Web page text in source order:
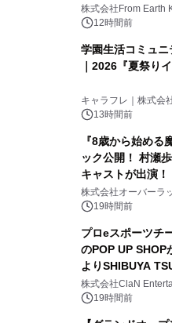
(日)開催
株式会社From Earth
12時間前
学園生活コミュニ
｜2026『夏祭り
キャラフレ｜株式会
デザインズ
13時間前
『8歳から始める
ック公開！ 村瀬
キャストが出演！
株式会社オーバーラ
19時間前
プロeスポーツチ
のPOP UP SHOP
よりSHIBUYA
開催決定！！
株式会社ClaN
19時間前